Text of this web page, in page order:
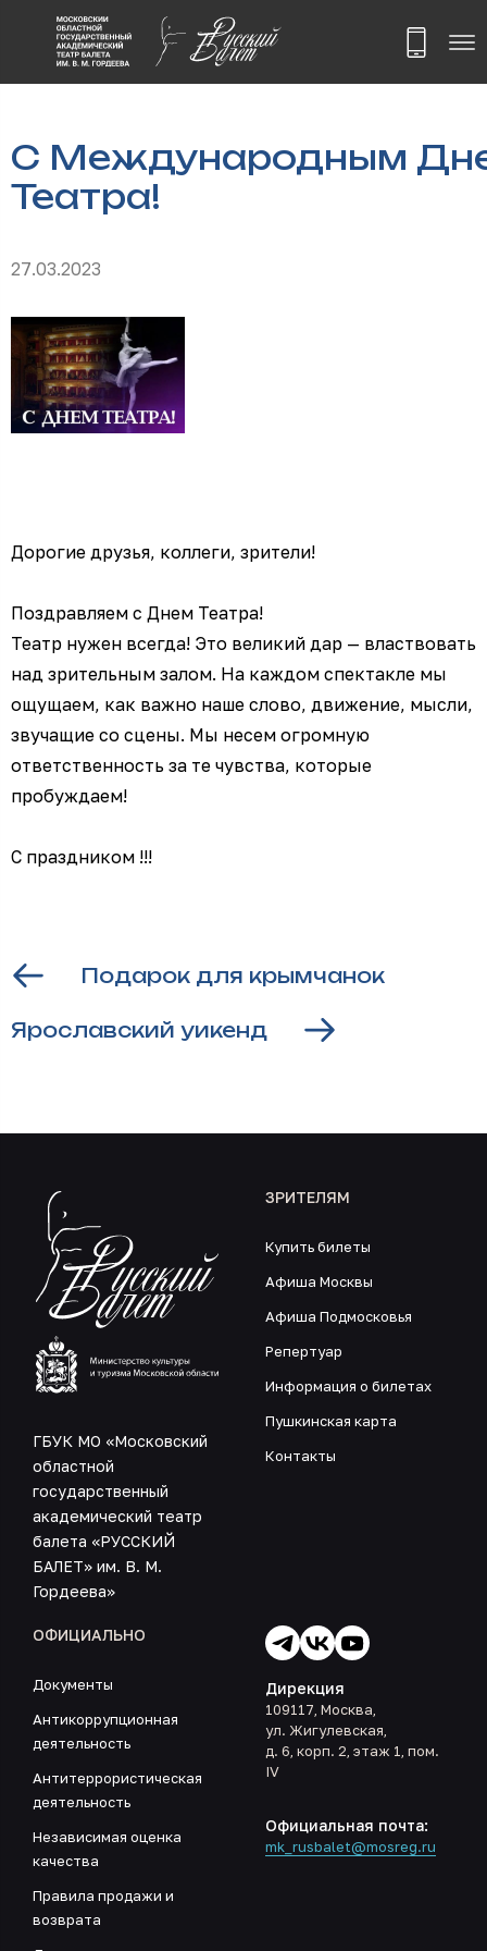
С Международным
Театра!
27.03.2023
Дорогие друзья, коллеги, зрители!
Поздравляем с Днем Театра!
Театр нужен всегда! Это великий дар — властвовать
над зрительным залом. На каждом спектакле мы
ощущаем, как важно наше слово, движение, мысли,
звучащие со сцены. Мы несем огромную
ответственность за те чувства, которые
пробуждаем!
С праздником !!!
Подарок для крымчанок
Ярославский уикенд
ГБУК МО «Московский
областной
государственный
академический театр
балета «РУССКИЙ
БАЛЕТ» им. В. М.
Гордеева»
ЗРИТЕЛЯМ
Купить билеты
Афиша Москвы
Афиша Подмосковья
Репертуар
Информация о билетах
Пушкинская карта
Контакты
ОФИЦИАЛЬНО
Документы
Антикоррупционная
деятельность
Антитеррористическая
деятельность
Независимая оценка
качества
Правила продажи и
возврата
Дирекция
109117, Москва,
ул. Жигулевская,
д. 6, корп. 2, этаж 1, пом.
IV
Официальная почта:
mk_rusbalet@mosreg.ru